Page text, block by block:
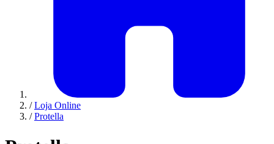
/ Loja Online
/ Protella